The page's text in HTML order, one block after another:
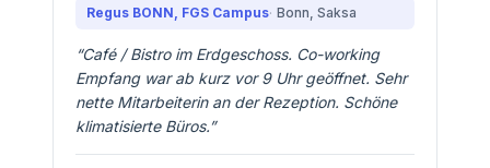
Regus BONN, FGS Campus Bonn , Saksa
“Café / Bistro im Erdgeschoss. Co-working
Empfang war ab kurz vor 9 Uhr geöffnet. Sehr
nette Mitarbeiterin an der Rezeption. Schöne
klimatisierte Büros.”